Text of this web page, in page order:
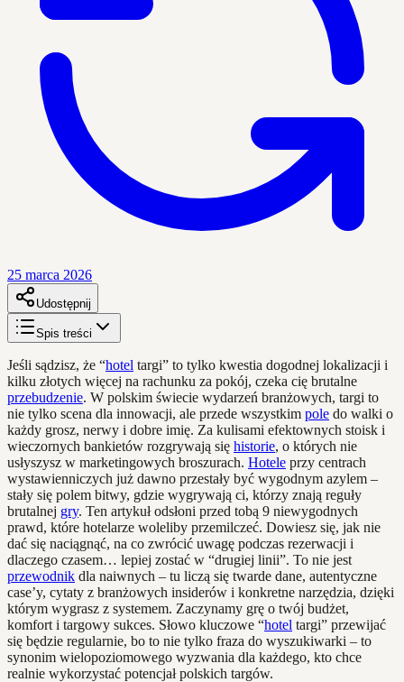
25 marca 2026
Udostępnij
Spis treści
Jeśli sądzisz, że “hotel targi” to tylko kwestia dogodnej lokalizacji i
kilku złotych więcej na rachunku za pokój, czeka cię brutalne
przebudzenie. W polskim świecie wydarzeń branżowych, targi to
nie tylko scena dla innowacji, ale przede wszystkim pole do walki o
każdy grosz, nerwy i dobre imię. Za kulisami efektownych stoisk i
wieczornych bankietów rozgrywają się historie, o których nie
usłyszysz w marketingowych broszurach. Hotele przy centrach
wystawienniczych już dawno przestały być wygodnym azylem –
stały się polem bitwy, gdzie wygrywają ci, którzy znają reguły
brutalnej gry. Ten artykuł odsłoni przed tobą 9 niewygodnych
prawd, które hotelarze woleliby przemilczeć. Dowiesz się, jak nie
dać się naciągnąć, na co zwrócić uwagę podczas rezerwacji i
dlaczego czasem… lepiej zostać w “drugiej linii”. To nie jest
przewodnik dla naiwnych – tu liczą się twarde dane, autentyczne
case’y, cytaty z branżowych insiderów i konkretne narzędzia, dzięki
którym wygrasz z systemem. Zaczynamy grę o twój budżet,
komfort i targowy sukces. Słowo kluczowe “hotel targi” przewijać
się będzie regularnie, bo to nie tylko fraza do wyszukiwarki – to
synonim wielopoziomowego wyzwania dla każdego, kto chce
realnie wykorzystać potencjał polskich targów.